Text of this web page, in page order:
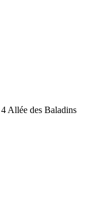
Allée des Baladins